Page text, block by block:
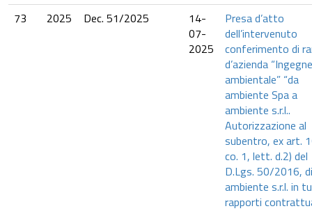
73
2025 Dec. 51/2025
14-
07-
2025
Presa d’atto
dell’intervenuto
conferimento di
d’azienda
ambientale” “da
ambiente Spa a
ambiente s.r.l..
Autorizzazione al
subentro, ex art.
co. 1, lett. d.2) del
D.Lgs. 50/2016, di
ambiente s.r.l. in
rapporti